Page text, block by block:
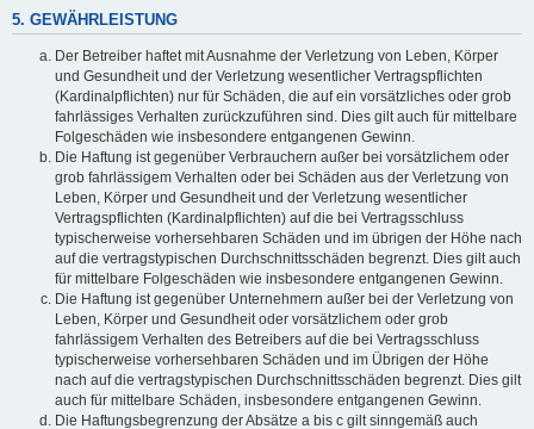
5. GEWÄHRLEISTUNG
Der Betreiber haftet mit Ausnahme der Verletzung von Leben, Körper
und Gesundheit und der Verletzung wesentlicher Vertragspflichten
(Kardinalpflichten) nur für Schäden, die auf ein vorsätzliches oder grob
fahrlässiges Verhalten zurückzuführen sind. Dies gilt auch für mittelbare
Folgeschäden wie insbesondere entgangenen Gewinn.
Die Haftung ist gegenüber Verbrauchern außer bei vorsätzlichem oder
grob fahrlässigem Verhalten oder bei Schäden aus der Verletzung von
Leben, Körper und Gesundheit und der Verletzung wesentlicher
Vertragspflichten (Kardinalpflichten) auf die bei Vertragsschluss
typischerweise vorhersehbaren Schäden und im übrigen der Höhe nach
auf die vertragstypischen Durchschnittsschäden begrenzt. Dies gilt auch
für mittelbare Folgeschäden wie insbesondere entgangenen Gewinn.
Die Haftung ist gegenüber Unternehmern außer bei der Verletzung von
Leben, Körper und Gesundheit oder vorsätzlichem oder grob
fahrlässigem Verhalten des Betreibers auf die bei Vertragsschluss
typischerweise vorhersehbaren Schäden und im Übrigen der Höhe
nach auf die vertragstypischen Durchschnittsschäden begrenzt. Dies gilt
auch für mittelbare Schäden, insbesondere entgangenen Gewinn.
Die Haftungsbegrenzung der Absätze a bis c gilt sinngemäß auch